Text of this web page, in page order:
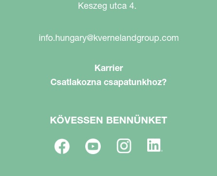
Keszeg utca 4.
info.hungary@kvernelandgroup.com
Karrier
Csatlakozna csapatunkhoz?
KÖVESSEN BENNÜNKET